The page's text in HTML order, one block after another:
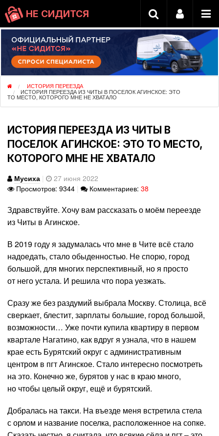
НЕ СИДИТСЯ
ИСТОРИЯ ПЕРЕЕЗДА
ИСТОРИЯ ПЕРЕЕЗДА ИЗ ЧИТЫ В ПОСЕЛОК АГИНСКОЕ: ЭТО
ТО МЕСТО, КОТОРОГО МНЕ НЕ ХВАТАЛО
ИСТОРИЯ ПЕРЕЕЗДА ИЗ ЧИТЫ В
ПОСЕЛОК АГИНСКОЕ: ЭТО ТО МЕСТО,
КОТОРОГО МНЕ НЕ ХВАТАЛО
Мусиха
27 июня 2022
Просмотров: 9344
Комментариев: 38
Здравствуйте. Хочу вам рассказать о моём переезде
из Читы в Агинское.
В 2019 году я задумалась что мне в Чите всё стало
надоедать, стало обыденностью. Не спорю, город
большой, для многих перспективный, но я просто
от него устала. И решила что пора уезжать.
Сразу же без раздумий выбрала Москву. Столица, всё
сверкает, блестит, зарплаты большие, город большой,
возможности… Уже почти купила квартиру в первом
квартале Нагатино, как вдруг я узнала, что в нашем
крае есть Бурятский округ с административным
центром в пгт Агинское. Стало интересно посмотреть
на это. Конечно же, бурятов у нас в краю много,
но чтобы целый округ, ещё и бурятский.
Добралась на такси. На въезде меня встретила стела
с орлом и название поселка, расположенное на сопке.